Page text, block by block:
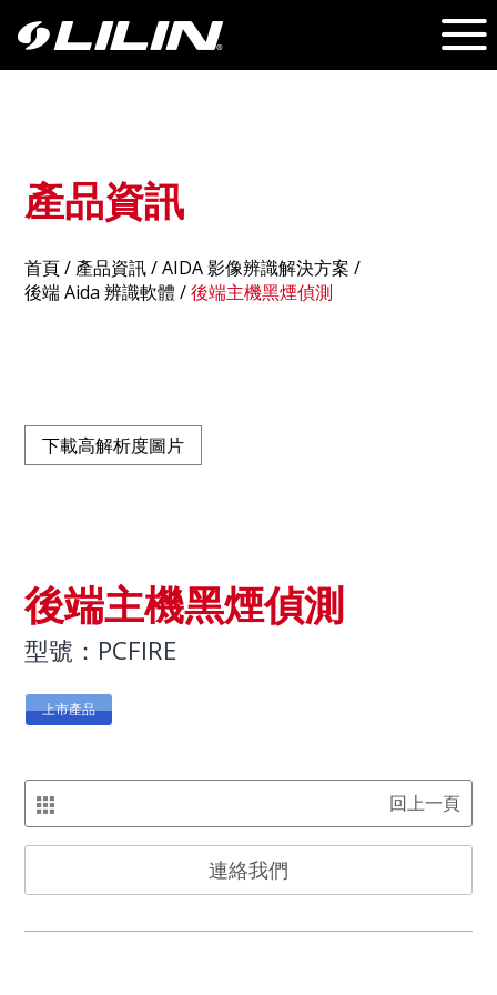
產品資訊
首頁/產品資訊/ AIDA 影像辨識解決方案 /
後端 Aida 辨識軟體/後端主機黑煙偵測
下載高解析度圖片
後端主機黑煙偵測
型號：PCFIRE
上市產品
回上一頁
連絡我們